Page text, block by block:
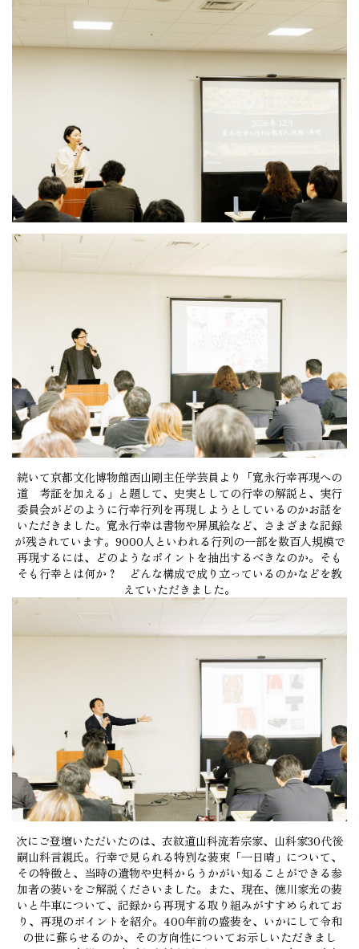
続いて京都文化博物館西山剛主任学芸員より「寛永行幸再現への
道 考証を加える」と題して、史実としての行幸の解説と、実行
委員会がどのように行幸行列を再現しようとしているのかお話を
いただきました。寛永行幸は書物や屏風絵など、さまざまな記録
が残されています。9000人といわれる行列の一部を数百人規模で
再現するには、どのようなポイントを抽出するべきなのか。そも
そも行幸とは何か？ どんな構成で成り立っているのかなどを教
えていただきました。
次にご登壇いただいたのは、衣紋道山科流若宗家、山科家30代後
嗣山科言親氏。行幸で見られる特別な装束「一日晴」について、
その特徴と、当時の遺物や史料からうかがい知ることができる参
加者の装いをご解説くださいました。また、現在、徳川家光の装
いと牛車について、記録から再現する取り組みがすすめられてお
り、再現のポイントを紹介。400年前の盛装を、いかにして令和
の世に蘇らせるのか、その方向性についてお示しいただきまし